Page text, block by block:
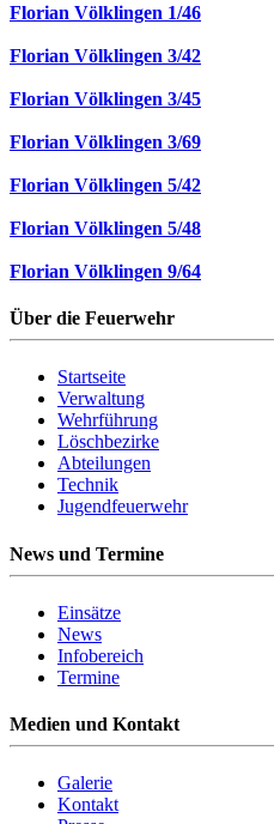
Florian Völklingen 1/46
Florian Völklingen 3/42
Florian Völklingen 3/45
Florian Völklingen 3/69
Florian Völklingen 5/42
Florian Völklingen 5/48
Florian Völklingen 9/64
Über die Feuerwehr
Startseite
Verwaltung
Wehrführung
Löschbezirke
Abteilungen
Technik
Jugendfeuerwehr
News und Termine
Einsätze
News
Infobereich
Termine
Medien und Kontakt
Galerie
Kontakt